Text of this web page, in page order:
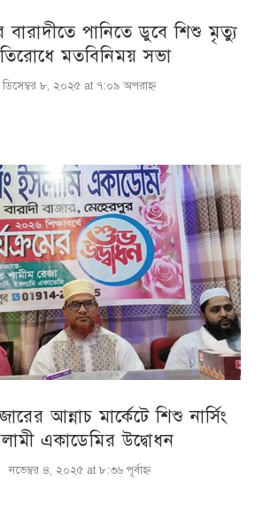
বারাদীতে পানিতে ডুবে শিশু মৃত্যু
মতবিনিময় সভা
ডিসেম্বর ৮, ২০২৫ at ৭:০৯ অপরাহ্ণ
আন্নাচ মার্কেটে শিশু নার্সিং
একাডেমির উদ্বোধন
নভেম্বর ৪, ২০২৫ at ৮:৩৬ পূর্বাহ্ণ